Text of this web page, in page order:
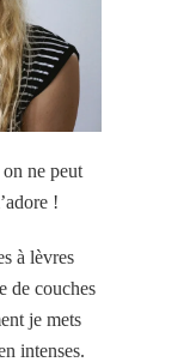
ne peut
!
à lèvres
de couches
je mets
intenses.